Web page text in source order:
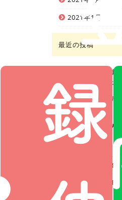
2021年1月
最近の投稿
人生が動き出す
ダー魅力開花フェス
パンセクシュア
合い→ご交際
ご縁結び 仲人
中
日本LGBTサポ
周年記念特別研修
おすすめのLGBTQ
婚相談所紹介